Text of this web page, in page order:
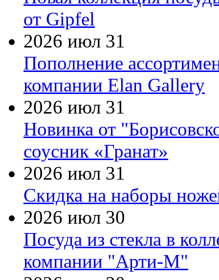
от Gipfel
2026 июл 31
Пополнение
компании Elan Gallery
2026 июл 31
Новинка от
соусник «Гранат»
2026 июл 31
Скидка на наборы
2026 июл 30
Посуда из стекла в
компании "Арти-М"